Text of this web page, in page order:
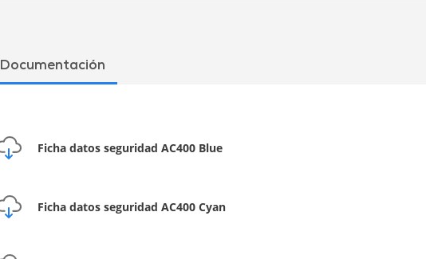
Documentación
Ficha datos seguridad AC400 Blue
Ficha datos seguridad AC400 Cyan